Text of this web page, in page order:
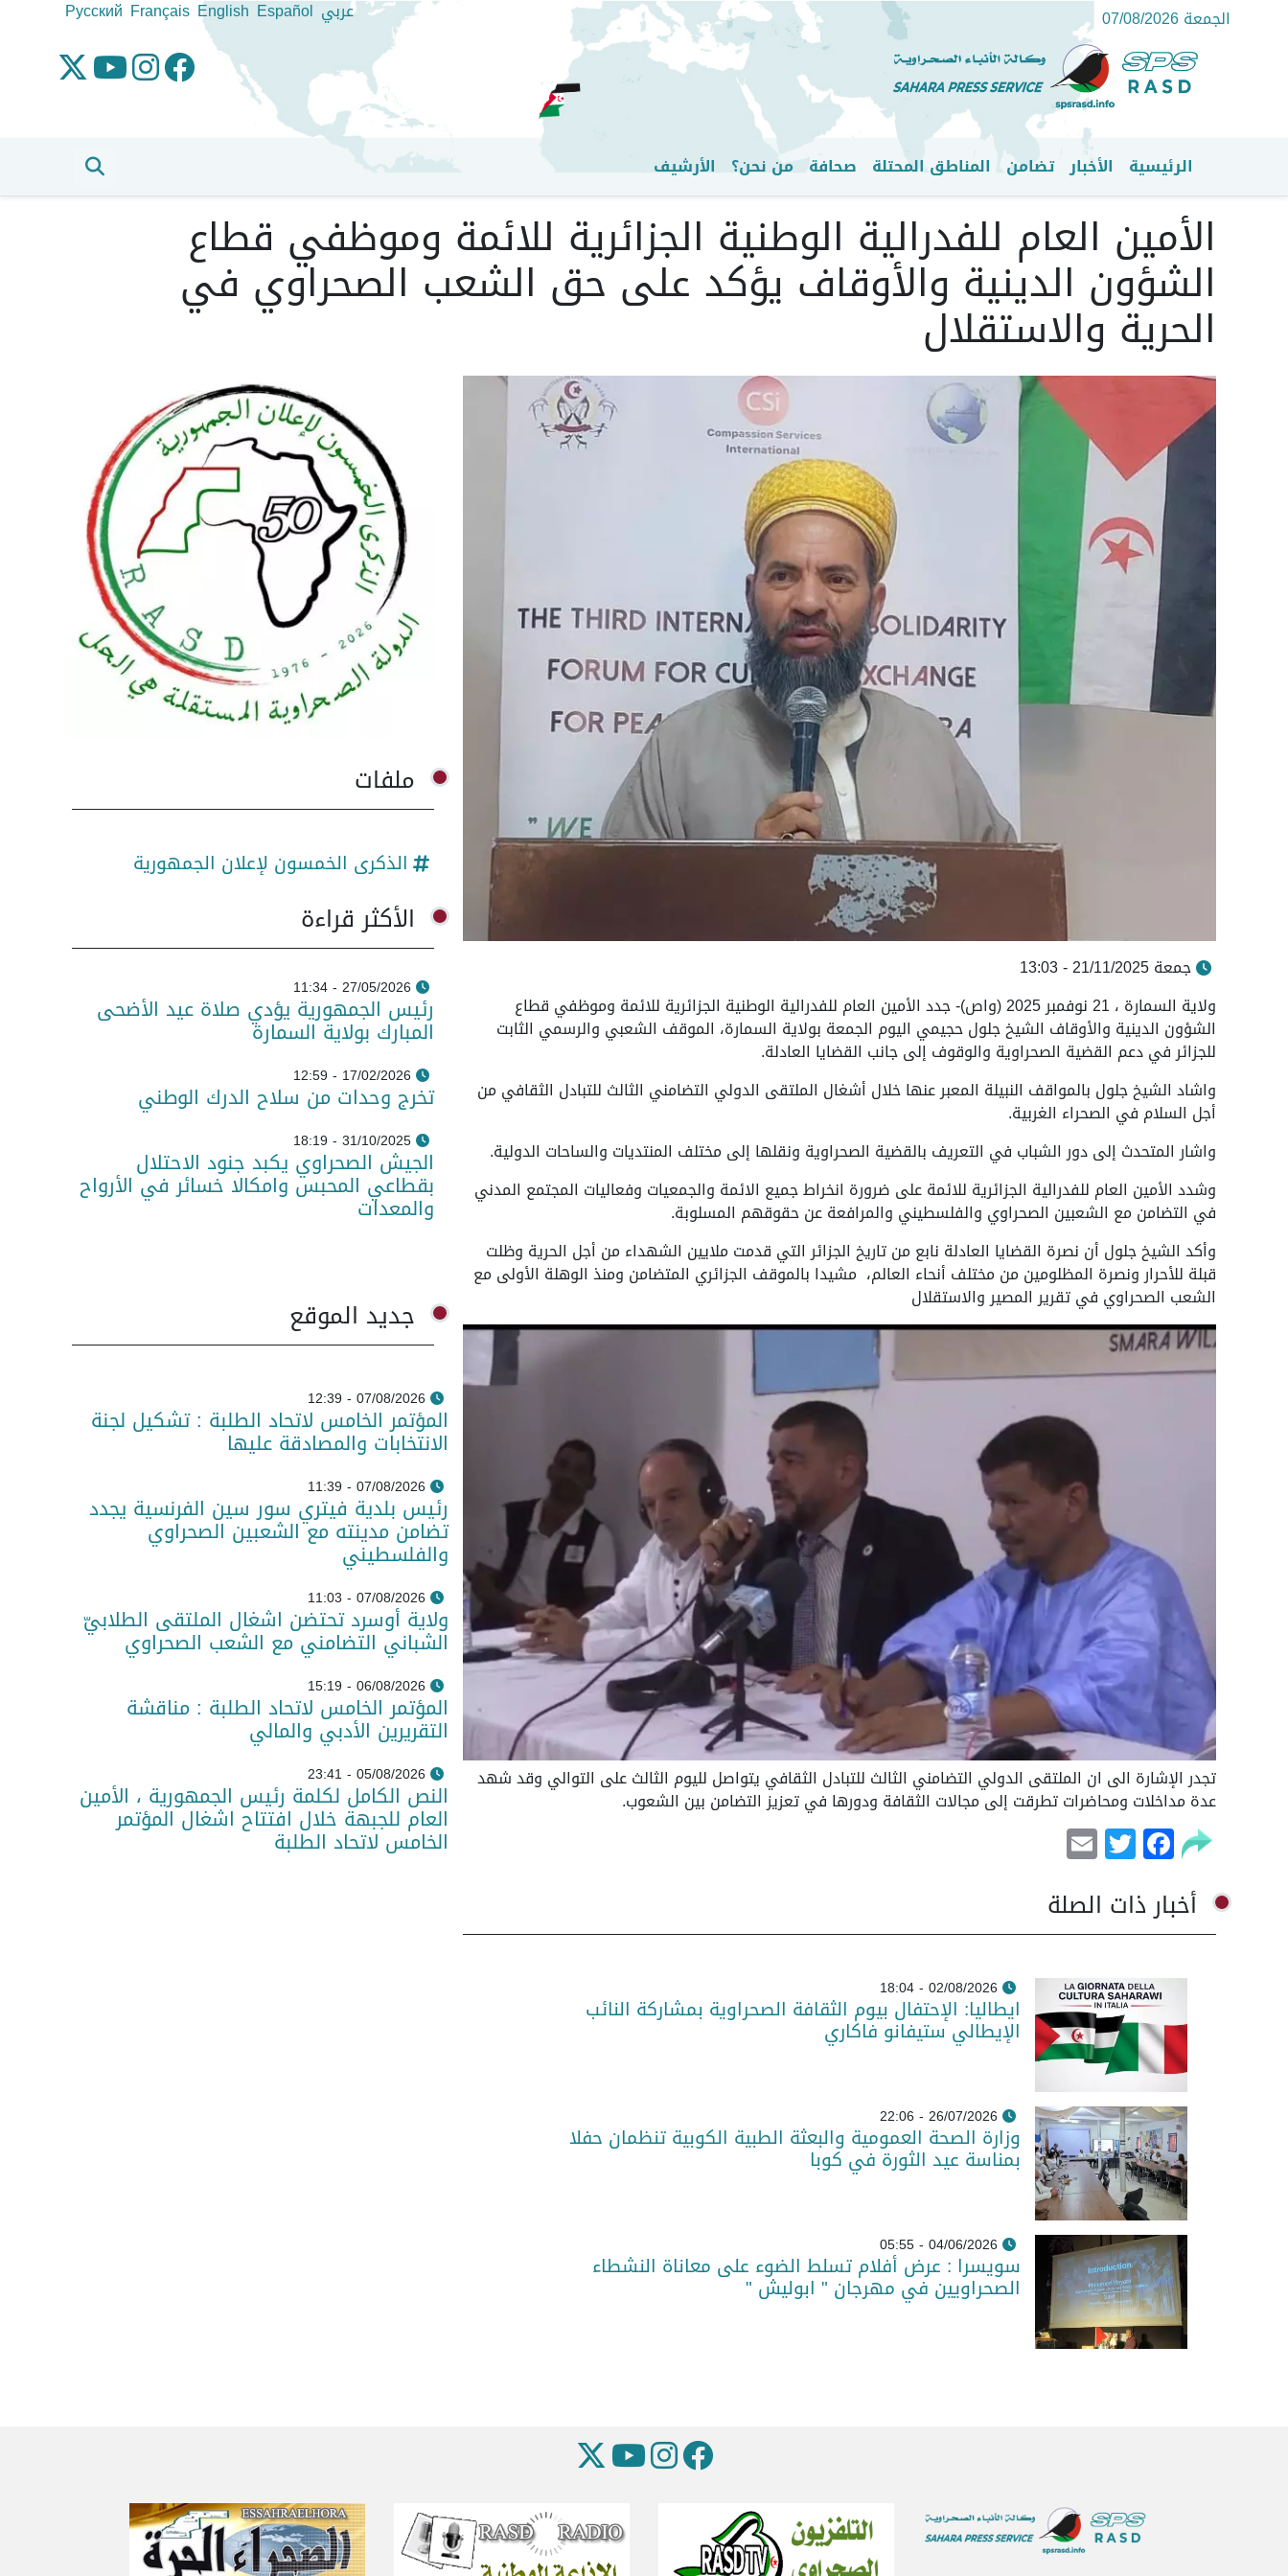
تجاوز
إلى
المحتوى
الرئيسي
الجمعة 07/08/2026 عربي Español
English
Français
Pусский
القائمة الرئيسية
الرئيسية الأخبار تضامن المناطق المحتلة صحافة من نحن؟ الأرشيف
الأمين العام للفدرالية الوطنية الجزائرية للائمة وموظفي قطاع
الشؤون الدينية والأوقاف يؤكد على حق الشعب الصحراوي في
الحرية والاستقلال
جمعة 21/11/2025 - 13:03
ولاية السمارة ، 21 نوفمبر 2025 (واص)- جدد الأمين العام للفدرالية الوطنية الجزائرية للائمة وموظفي قطاع
الشؤون الدينية والأوقاف الشيخ جلول حجيمي اليوم الجمعة بولاية السمارة، الموقف الشعبي والرسمي الثابت
للجزائر في دعم القضية الصحراوية والوقوف إلى جانب القضايا العادلة.
واشاد الشيخ جلول بالمواقف النبيلة المعبر عنها خلال أشغال الملتقى الدولي التضامني الثالث للتبادل الثقافي من
أجل السلام في الصحراء الغربية.
واشار المتحدث إلى دور الشباب في التعريف بالقضية الصحراوية ونقلها إلى مختلف المنتديات والساحات الدولية.
وشدد الأمين العام للفدرالية الجزائرية للائمة على ضرورة انخراط جميع الائمة والجمعيات وفعاليات المجتمع المدني
في التضامن مع الشعبين الصحراوي والفلسطيني والمرافعة عن حقوقهم المسلوبة.
وأكد الشيخ جلول أن نصرة القضايا العادلة نابع من تاريخ الجزائر التي قدمت ملايين الشهداء من أجل الحرية وظلت
قبلة للأحرار ونصرة المظلومين من مختلف أنحاء العالم، مشيدا بالموقف الجزائري المتضامن ومنذ الوهلة الأولى مع
الشعب الصحراوي في تقرير المصير والاستقلال
تجدر الإشارة الى ان الملتقى الدولي التضامني الثالث للتبادل الثقافي يتواصل لليوم الثالث على التوالي وقد شهد
عدة مداخلات ومحاضرات تطرقت إلى مجالات الثقافة ودورها في تعزيز التضامن بين الشعوب.
Facebook
Twitter
أخبار ذات الصلة
02/08/2026 - 18:04
ايطاليا: الإحتفال بيوم الثقافة الصحراوية بمشاركة النائب
الإيطالي ستيفانو فاكاري
26/07/2026 - 22:06
وزارة الصحة العمومية والبعثة الطبية الكوبية تنظمان حفلا
بمناسة عيد الثورة في كوبا
04/06/2026 - 05:55
سويسرا : عرض أفلام تسلط الضوء على معاناة النشطاء
الصحراويين في مهرجان " ابوليش "
ملفات
الذكرى الخمسون لإعلان الجمهورية
الأكثر قراءة
27/05/2026 - 11:34
رئيس الجمهورية يؤدي صلاة عيد الأضحى
المبارك بولاية السمارة
17/02/2026 - 12:59
تخرج وحدات من سلاح الدرك الوطني
31/10/2025 - 18:19
الجيش الصحراوي يكبد جنود الاحتلال
بقطاعي المحبس وامكالا خسائر في الأرواح
والمعدات
جديد الموقع
07/08/2026 - 12:39
المؤتمر الخامس لاتحاد الطلبة : تشكيل لجنة
الانتخابات والمصادقة عليها
07/08/2026 - 11:39
رئيس بلدية فيتري سور سين الفرنسية يجدد
تضامن مدينته مع الشعبين الصحراوي
والفلسطيني
07/08/2026 - 11:03
ولاية أوسرد تحتضن اشغال الملتقى الطلابيّ
الشباني التضامني مع الشعب الصحراوي
06/08/2026 - 15:19
المؤتمر الخامس لاتحاد الطلبة : مناقشة
التقريرين الأدبي والمالي
05/08/2026 - 23:41
النص الكامل لكلمة رئيس الجمهورية ، الأمين
العام للجبهة خلال افتتاح اشغال المؤتمر
الخامس لاتحاد الطلبة